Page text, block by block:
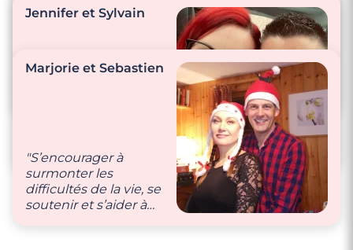
"Nous prenons soin
l’un de l’autre au
on s’embrasse à
chaque moment de
Jennifer et Sylvain
l’autre 🥰"
Marjorie et Sebastien
"S’encourager à
surmonter les
difficultés de la vie, se
soutenir et s’aider à